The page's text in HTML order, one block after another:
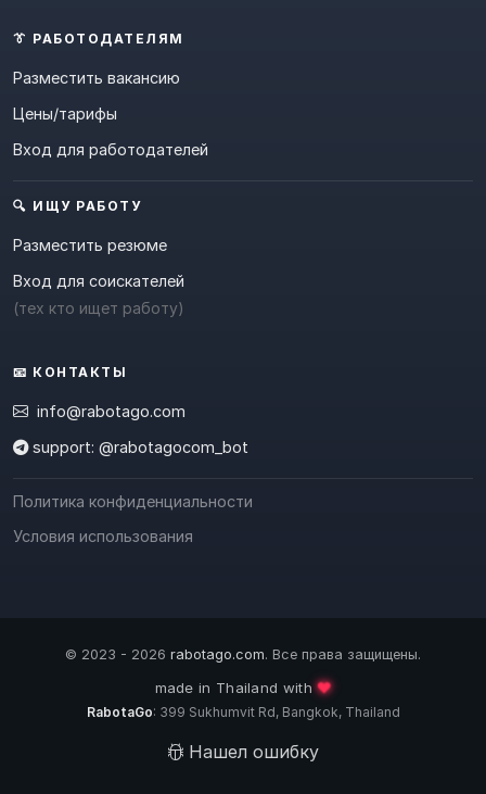
👔 РАБОТОДАТЕЛЯМ
Разместить вакансию
Цены/тарифы
Вход для работодателей
🔍 ИЩУ РАБОТУ
Разместить резюме
Вход для соискателей
(тех кто ищет работу)
📧 КОНТАКТЫ
info@rabotago.com
support: @rabotagocom_bot
Политика конфиденциальности
Условия использования
© 2023 - 2026 rabotago.com. Все права защищены.
made in Thailand with❤️
RabotaGo: 399 Sukhumvit Rd, Bangkok, Thailand
Нашел ошибку